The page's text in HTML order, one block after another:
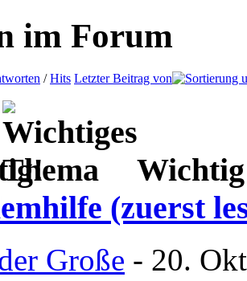
im Forum
/Hits Letzter Beitrag von
(zuerst
Große - 20.